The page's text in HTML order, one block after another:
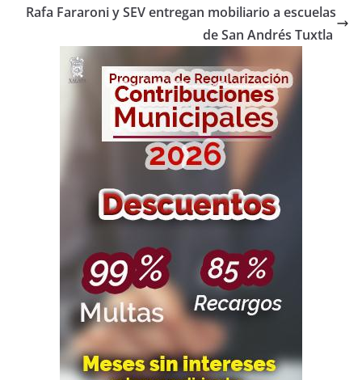
Rafa Fararoni y SEV entregan mobiliario a escuelas
de San Andrés Tuxtla